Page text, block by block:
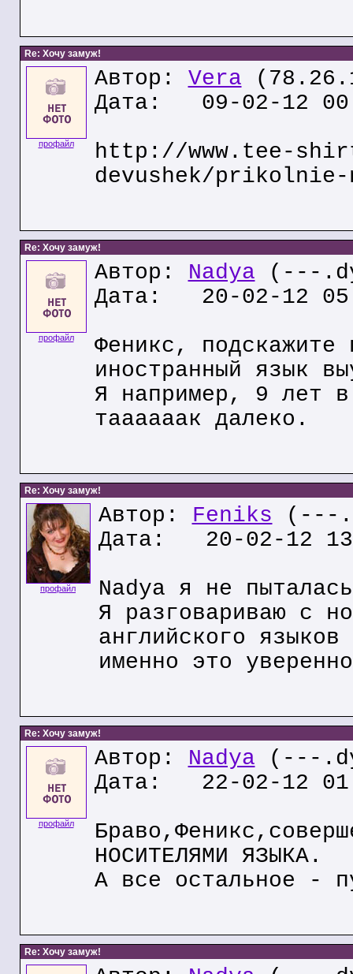
Re: Хочу замуж!
профайл
Автор: Vera
Дата: 09-02-12
http://www.tee-
devushek/prikolnie-
Re: Хочу замуж!
профайл
Автор: Nadya (---
Дата: 20-02-12
Феникс, подскажите
иностранный язык
Я например, 9 лет в
таааааак далеко.
Re: Хочу замуж!
профайл
Автор: Feniks (---
Дата: 20-02-12
Nadya я не
Я разговариваю с
английского языков
именно это
Re: Хочу замуж!
профайл
Автор: Nadya (---
Дата: 22-02-12
НОСИТЕЛЯМИ ЯЗЫКА.
А все остальное -
Re: Хочу замуж!